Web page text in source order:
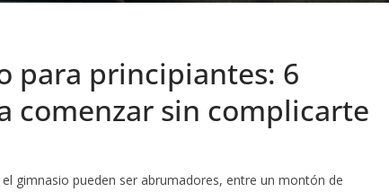
para principiantes: 6
comenzar sin complicarte
gimnasio pueden ser abrumadores, entre un montón de